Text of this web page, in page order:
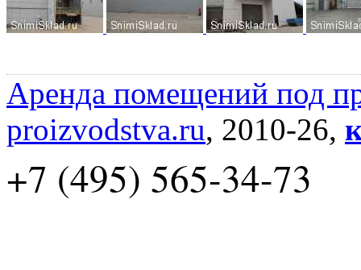
Аренда помещений под
proizvodstva.ru, 2010-26,
+7 (495) 565-34-73